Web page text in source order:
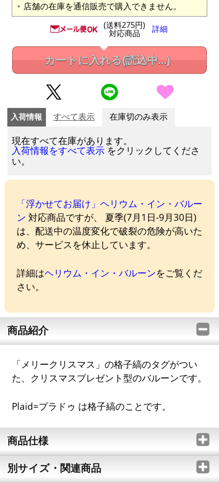
店舗の在庫を通信販売で購入できません。
(送料275円)
対応商品 詳細
カートに入れる(読込中...)
入荷情報 すべて表示 在庫切のみ表示
現在すべて在庫があります。
入荷情報をすべて表示 をクリックしてくださ
い。
「浮かせてお届け」ヘリウム・イン・バルー
ン 対応商品ですが、 夏季(7月1日-9月30日)
は、配送中の温度変化で破裂の危険が高いた
め、サービスを休止しています。
詳細はヘリウム・イン・バルーンをご覧くだ
さい。
商品紹介
「メリークリスマス」の格子縞のタグがつい
た、クリスマスプレゼント型のバルーンです。
Plaid=プラドゥ は格子縞のことです。
商品仕様
別サイズ・関連商品